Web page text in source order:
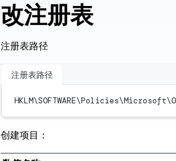
改注册表
注册表路径
注册表路径
创建项目：